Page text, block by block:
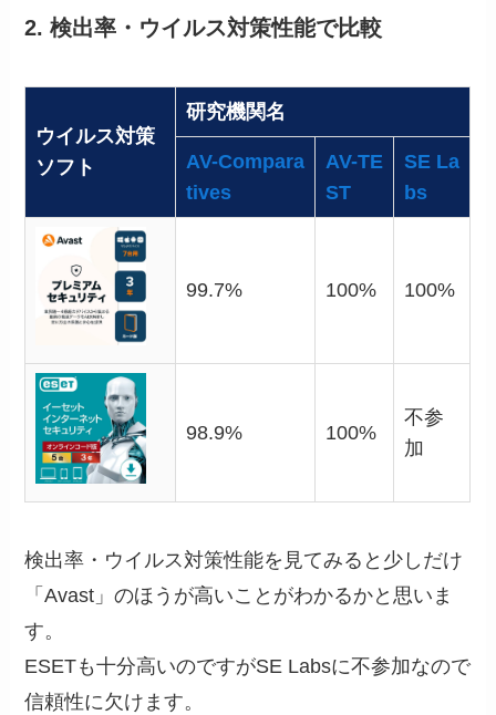
2. 検出率・ウイルス対策性能で比較
ウイルス対策
ソフト
研究機関名
AV-Compara
tives
AV-TE
ST
SE La
bs
99.7% 100% 100%
98.9% 100%
不参
加
検出率・ウイルス対策性能を見てみると少しだけ
「Avast」のほうが高いことがわかるかと思いま
す。
ESETも十分高いのですがSE Labsに不参加なので
信頼性に欠けます。